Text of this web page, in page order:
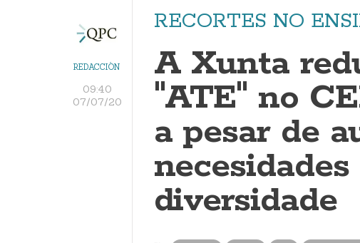
REDACCIÓN
09:40
07/07/20
RECORTES NO
A Xunta
"ATE" no
a pesar de
diversidade